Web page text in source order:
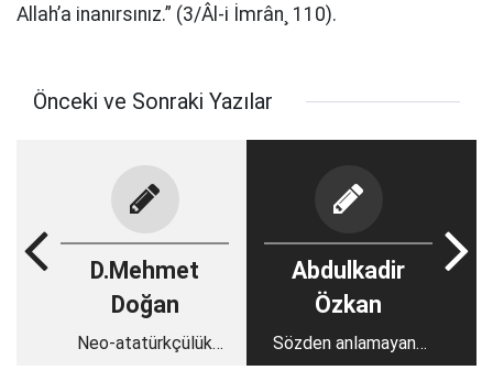
Allah’a inanırsınız.” (3/Âl-i İmrân¸ 110).
Önceki ve Sonraki Yazılar
D.Mehmet
Doğan
Neo-atatürkçülük
Abdulkadir
Özkan
Sözden anlamayana
bağırmak fayda